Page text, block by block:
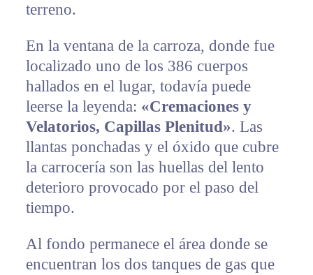
terreno.
En la ventana de la carroza, donde fue
localizado uno de los 386 cuerpos
hallados en el lugar, todavía puede
leerse la leyenda: «Cremaciones y
Velatorios, Capillas Plenitud». Las
llantas ponchadas y el óxido que cubre
la carrocería son las huellas del lento
deterioro provocado por el paso del
tiempo.
Al fondo permanece el área donde se
encuentran los dos tanques de gas que